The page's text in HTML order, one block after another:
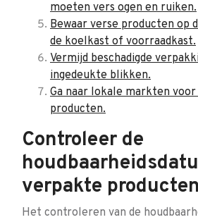
moeten vers ogen en ruiken.
Bewaar verse producten op
de koelkast of voorraadkast.
Vermijd beschadigde
ingedeukte blikken.
Ga naar lokale markten
producten.
Controleer de
verpakte
Het controleren van de